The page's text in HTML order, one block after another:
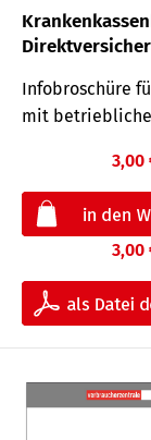
Infobroschüre
mit
3,00
3,00